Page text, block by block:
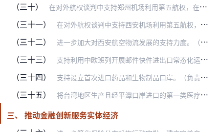
（三十） 在对外航权谈判中支持郑州机场利用第五航权，在平等互利的基础上允许外国航空公司承载经郑州至第三国的客货业务，积极向国外航空公司推荐并引导申请进入中国市场的国外航空…
（三十一） 在对外航权谈判中支持西安机场利用第五航权，在平等互利的基础上允许外国航空公司承载经西安至第三国的客货业务，积极向国外航空公司推荐并引导申请进入中国市场的国外航空…
（三十二） 进一步加大对西安航空物流发展的支持力度。（负责部门：民航局，适用范围：陕西自贸试验区）
（三十三） 支持利用中欧班列开展邮件快件进出口常态化运输。（负责部门：邮政局、中国铁路总公司，适用范围：重庆自贸试验区）
（三十四） 支持设立首次进口药品和生物制品口岸。（负责部门：药监局、海关总署，适用范围：重庆自贸试验区）
（三十五） 将台湾地区生产且经平潭口岸进口的第一类医疗器械的备案管理权限下放至福建省药品监督管理部门。（负责部门：药监局，适用范围：福建自贸试验区）
三、 推动金融创新服务实体经济